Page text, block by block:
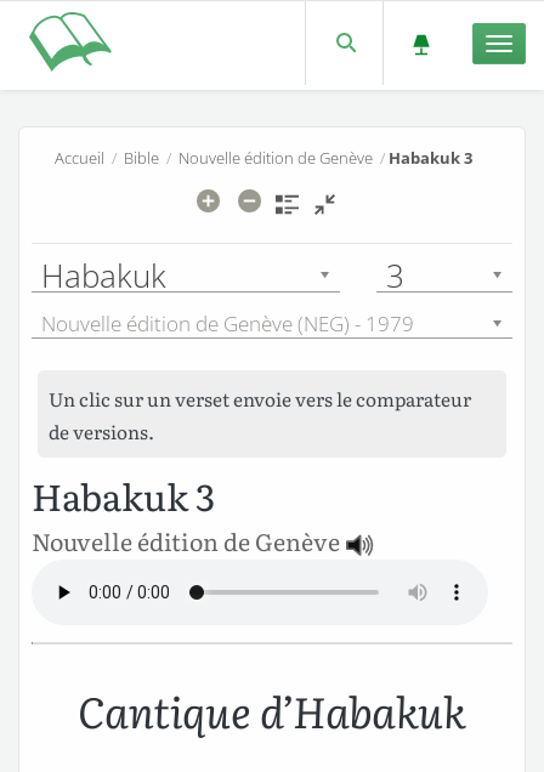
Accueil / Bible / Nouvelle édition de Genève / Habakuk 3
Habakuk 3
Nouvelle édition de Genève (NEG) - 1979
Un clic sur un verset envoie vers le comparateur
de versions.
Habakuk 3
Nouvelle édition de Genève
Cantique d’Habakuk